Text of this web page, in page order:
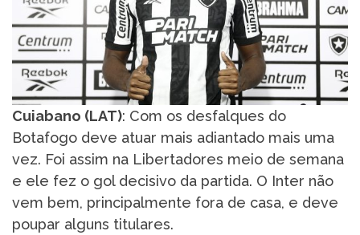
Cuiabano (LAT): Com os desfalques do
Botafogo deve atuar mais adiantado mais uma
vez. Foi assim na Libertadores meio de semana
e ele fez o gol decisivo da partida. O Inter não
vem bem, principalmente fora de casa, e deve
poupar alguns titulares.